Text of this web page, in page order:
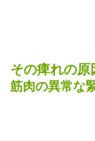
その痺れの原
筋肉の異常な